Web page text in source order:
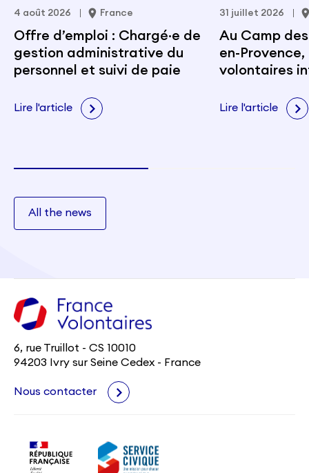
4 août 2026 France
Offre d’emploi : Chargé·e de
gestion administrative du
personnel et suivi de paie
Lire l'article
31 juillet 2026
Au Camp
en-
volontaires
citoyenneté
Lire l'article
All the news
6, rue Truillot - CS 10010
94203 Ivry sur Seine Cedex - France
Nous contacter